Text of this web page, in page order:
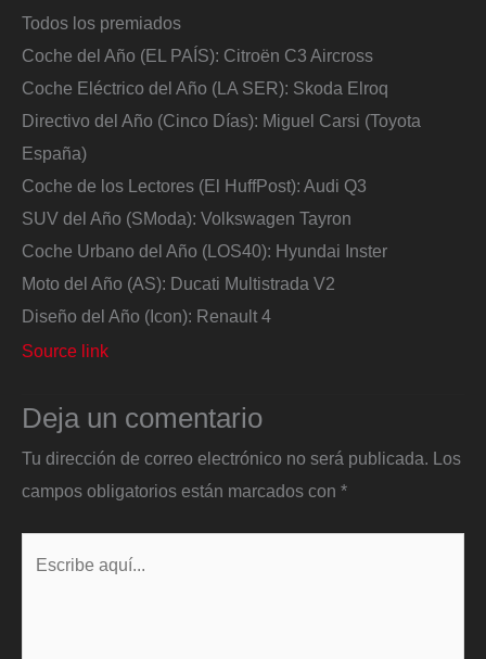
Todos los premiados
Coche del Año (EL PAÍS): Citroën C3 Aircross
Coche Eléctrico del Año (LA SER): Skoda Elroq
Directivo del Año (Cinco Días): Miguel Carsi (Toyota
España)
Coche de los Lectores (El HuffPost): Audi Q3
SUV del Año (SModa): Volkswagen Tayron
Coche Urbano del Año (LOS40): Hyundai Inster
Moto del Año (AS): Ducati Multistrada V2
Diseño del Año (Icon): Renault 4
Source link
Deja un comentario
Tu dirección de correo electrónico no será publicada. Los
campos obligatorios están marcados con *